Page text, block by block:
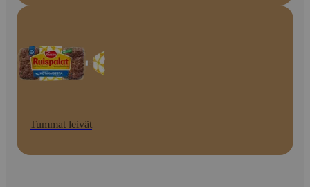
Tummat leivät